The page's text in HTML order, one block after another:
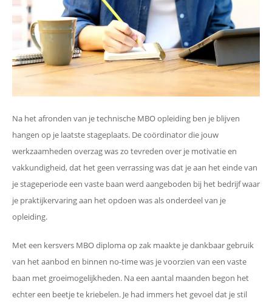
Na het afronden van je technische MBO opleiding ben je blijven
hangen op je laatste stageplaats. De coördinator die jouw
werkzaamheden overzag was zo tevreden over je motivatie en
vakkundigheid, dat het geen verrassing was dat je aan het einde van
je stageperiode een vaste baan werd aangeboden bij het bedrijf waar
je praktijkervaring aan het opdoen was als onderdeel van je
opleiding.
Met een kersvers MBO diploma op zak maakte je dankbaar gebruik
van het aanbod en binnen no-time was je voorzien van een vaste
baan met groeimogelijkheden. Na een aantal maanden begon het
echter een beetje te kriebelen. Je had immers het gevoel dat je stil